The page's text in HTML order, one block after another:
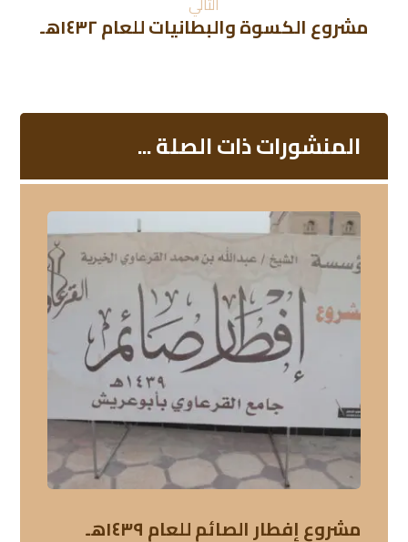
مشروع الكسوة والبطانيات للعام ١٤٣٢هـ
المنشورات ذات الصلة ...
مشروع إفطار الصائم للعام ١٤٣٩هـ